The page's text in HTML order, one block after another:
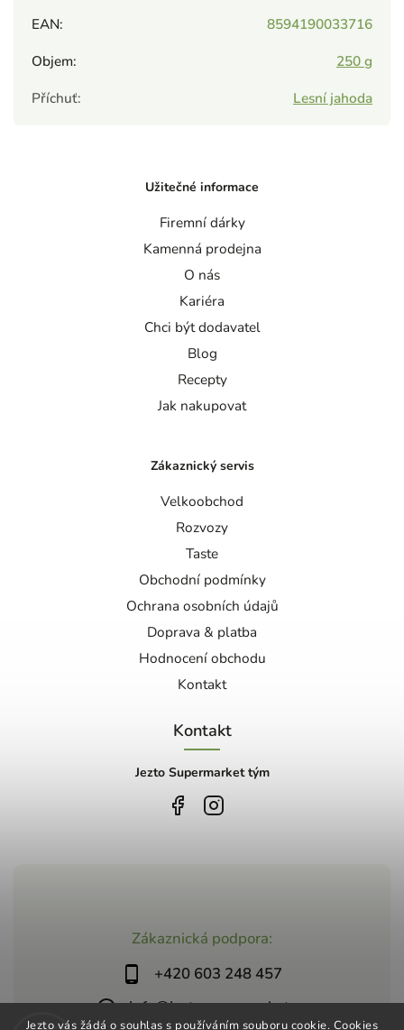
Jezto vás žádá o souhlas s používáním souboru cookie. Cookies
EAN:
8594190033716
Objem:
250 g
Příchuť: Lesní jahoda
Zákaznická podpora:
+420 603 248 457
info@jeztosupermarket.cz
Užitečné informace
Firemní dárky
Kamenná prodejna
O nás
Kariéra
Chci být dodavatel
Blog
Recepty
Jak nakupovat
Zákaznický servis
Velkoobchod
Rozvozy
Taste
Obchodní podmínky
Ochrana osobních údajů
Doprava & platba
Hodnocení obchodu
Kontakt
Kontakt
Jezto Supermarket tým